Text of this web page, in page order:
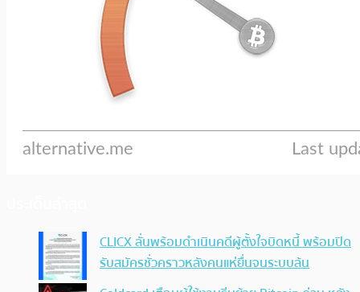
CLICX ลั่นพร้อมดำเนินคดีผู้ตั้งใจบิดหนี้ พร้อมปิด
รับสมัครชั่วคราวหลังคนแห่ยื่นจนระบบล้น